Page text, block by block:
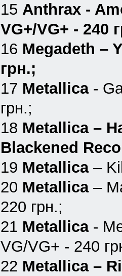
15 Anthrax -
VG+/VG+ - 240
16 Megadeth ‎–
грн.;
17 Metallica-
грн.;
18 Metallica –
Blackened
19 Metallica–
20 Metallica–
220 грн.;
21 Metallica-
VG/VG+ - 240
22 Metallica ‎–